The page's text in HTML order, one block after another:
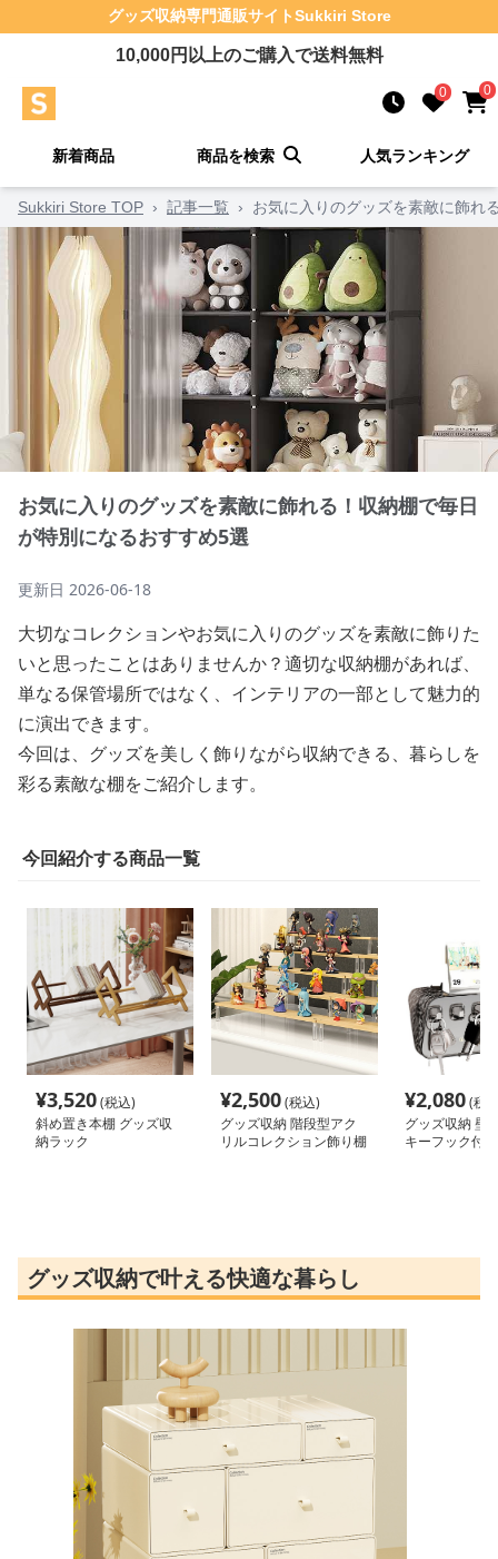
グッズ収納専門通販サイトSukkiri Store
10,000円以上のご購入で送料無料
0 0
新着商品 商品を検索 人気ランキング
Sukkiri Store TOP › 記事一覧 › お気に入りのグッズを素敵に飾れ
お気に入りのグッズを素敵に飾れる！収納棚で毎日
が特別になるおすすめ5選
更新日 2026-06-18
大切なコレクションやお気に入りのグッズを素敵に飾りた
いと思ったことはありませんか？適切な収納棚があれば、
単なる保管場所ではなく、インテリアの一部として魅力的
に演出できます。
今回は、グッズを美しく飾りながら収納できる、暮らしを
彩る素敵な棚をご紹介します。
今回紹介する商品一覧
¥3,520(税込)
斜め置き本棚 グッズ収
納ラック
¥2,500(税込)
グッズ収納 階段型アク
リルコレクション飾り棚
¥2,080(税
グッズ収納 壁
キーフック付
グッズ収納で叶える快適な暮らし